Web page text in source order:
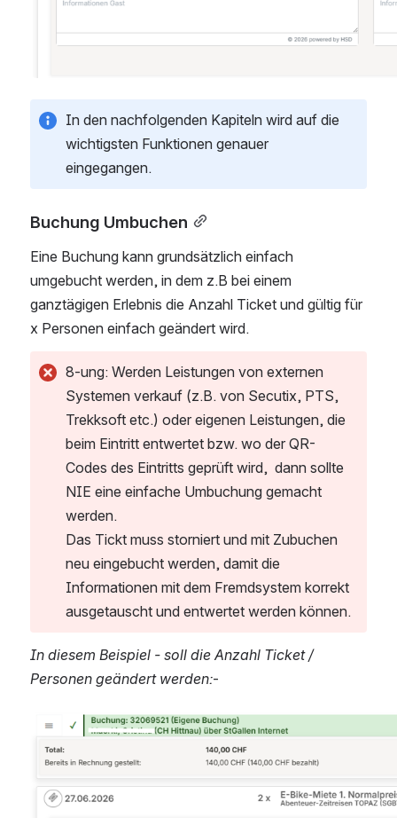
In den nachfolgenden Kapiteln wird auf die
wichtigsten Funktionen genauer
eingegangen.
Buchung Umbuchen
Eine Buchung kann grundsätzlich einfach
umgebucht werden, in dem z.B bei einem
ganztägigen Erlebnis die Anzahl Ticket und gültig für
x Personen einfach geändert wird.
8-ung: Werden Leistungen von externen
Systemen verkauf (z.B. von Secutix, PTS,
Trekksoft etc.) oder eigenen Leistungen, die
beim Eintritt entwertet bzw. wo der QR-
Codes des Eintritts geprüft wird,  dann sollte
NIE eine einfache Umbuchung gemacht
werden.
Das Tickt muss storniert und mit Zubuchen
neu eingebucht werden, damit die
Informationen mit dem Fremdsystem korrekt
In diesem Beispiel - soll die Anzahl Ticket /
Personen geändert werden:-
Open